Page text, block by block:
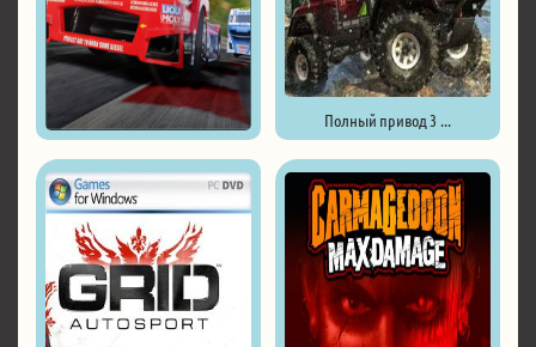
Полный привод 3 ...